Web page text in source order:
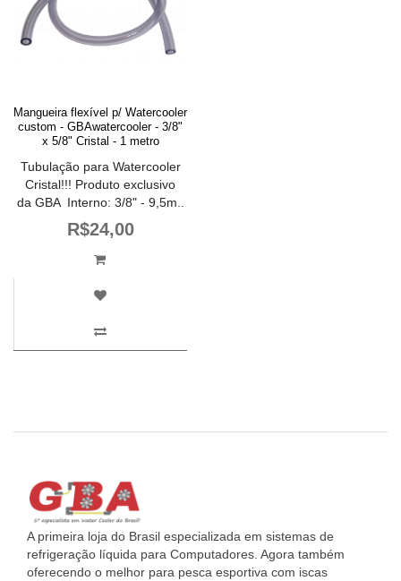
Mangueira flexível p/ Watercooler
custom - GBAwatercooler - 3/8"
x 5/8" Cristal - 1 metro
Tubulação para Watercooler
Cristal!!! Produto exclusivo
da GBA Interno: 3/8" - 9,5m..
R$24,00
A primeira loja do Brasil especializada em sistemas de
refrigeração líquida para Computadores. Agora também
oferecendo o melhor para pesca esportiva com iscas